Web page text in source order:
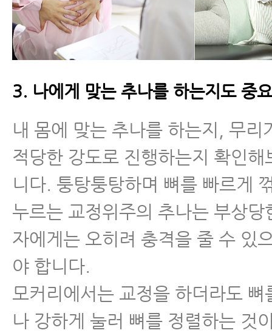
3. 나에게 맞는 추나를 하는지도 중
내 몸에 맞는 추나를 하는지, 무리
적당한 강도로 진행하는지 확인해
니다. 퉁탕퉁탕하며 뼈를 빠르게
누르는 교정위주의 추나는 부상당
자에게는 오히려 충격을 줄 수 있
야 합니다.
모커리에서는 교정을 하더라도 뼈
나 강하게 눌러 뼈를 정렬하는 것